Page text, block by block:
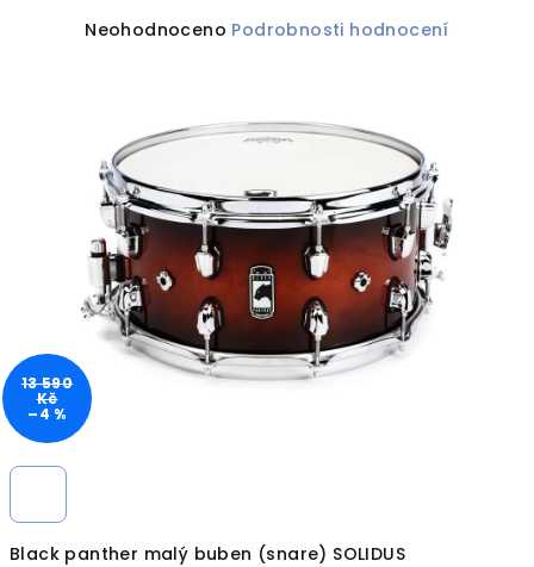
Black panther malý buben (snare) SOLIDUS
Průměrné
hvězdiček.
Neohodnoceno Podrobnosti hodnocení
13 590
Kč
–4 %